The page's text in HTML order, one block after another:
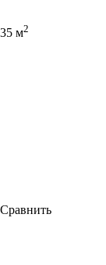
35 м2
Сравнить